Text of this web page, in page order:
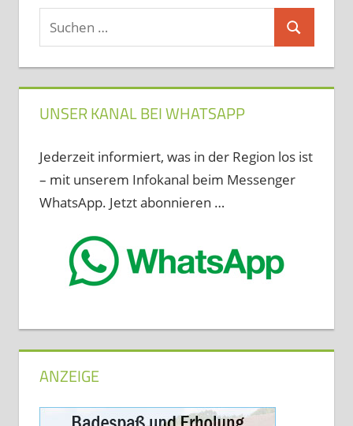
Suchen
nach:
Suchen
UNSER KANAL BEI WHATSAPP
Jederzeit informiert, was in der Region los ist
– mit unserem Infokanal beim Messenger
WhatsApp. Jetzt abonnieren …
ANZEIGE